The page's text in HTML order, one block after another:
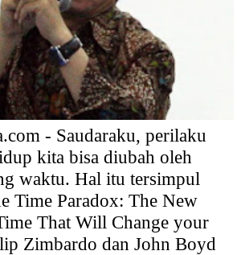
- Saudaraku, perilaku
kita bisa diubah oleh
waktu. Hal itu tersimpul
Time Paradox: The New
That Will Change your
Zimbardo dan John Boyd